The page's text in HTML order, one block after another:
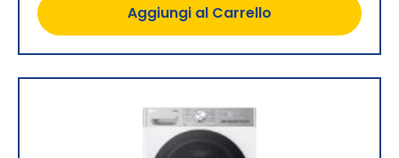
Aggiungi al Carrello